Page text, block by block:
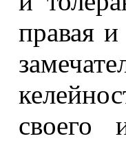
правая
своего